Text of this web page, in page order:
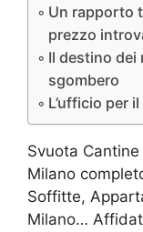
Un rapporto
prezzo
Il destino dei
sgombero
L’ufficio per
Svuota
Milano
Soffitte,
Milano…